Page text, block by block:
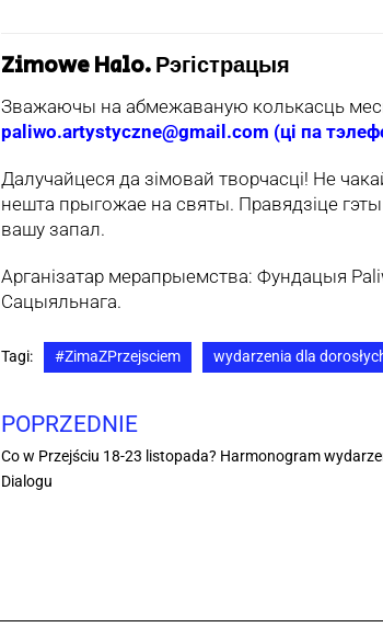
Zimowe Halo. Рэгістрацыя
Зважаючы на абмежаваную колькасць
paliwo.artystyczne@gmail.com (ці па
Далучайцеся да зімовай творчасці! Не
нешта прыгожае на святы. Правядзіце
вашу запал.
Арганізатар мерапрыемства: Фундацыя
Сацыяльнага.
Tagi: #ZimaZPrzejsciem wydarzenia dla
POPRZEDNIE
Co w Przejściu 18-23 listopada? Harmonogram
Dialogu